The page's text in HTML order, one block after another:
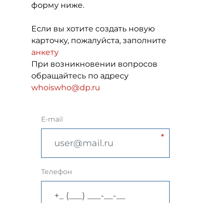
форму ниже.
Если вы хотите создать новую
карточку, пожалуйста, заполните
анкету
При возникновении вопросов
обращайтесь по адресу
whoiswho@dp.ru
E-mail
Телефон